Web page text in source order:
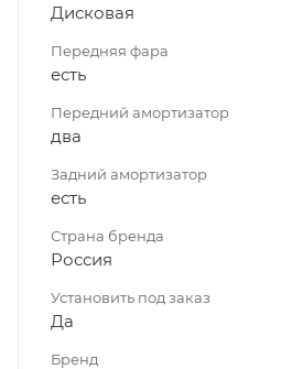
Дисковая
Передняя фара
есть
Передний амортизатор
два
Задний амортизатор
есть
Страна бренда
Россия
Установить под заказ
Да
Бренд